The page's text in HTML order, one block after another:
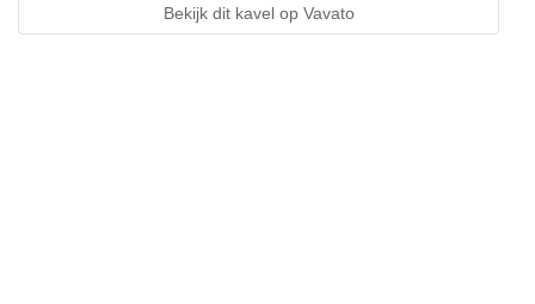
Bekijk dit kavel op Vavato